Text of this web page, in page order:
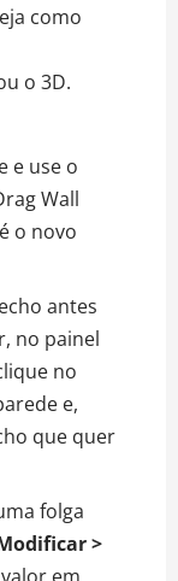
como
o 3D.
e use o
Wall
o novo
antes
no painel
no
e,
que quer
folga
>
em